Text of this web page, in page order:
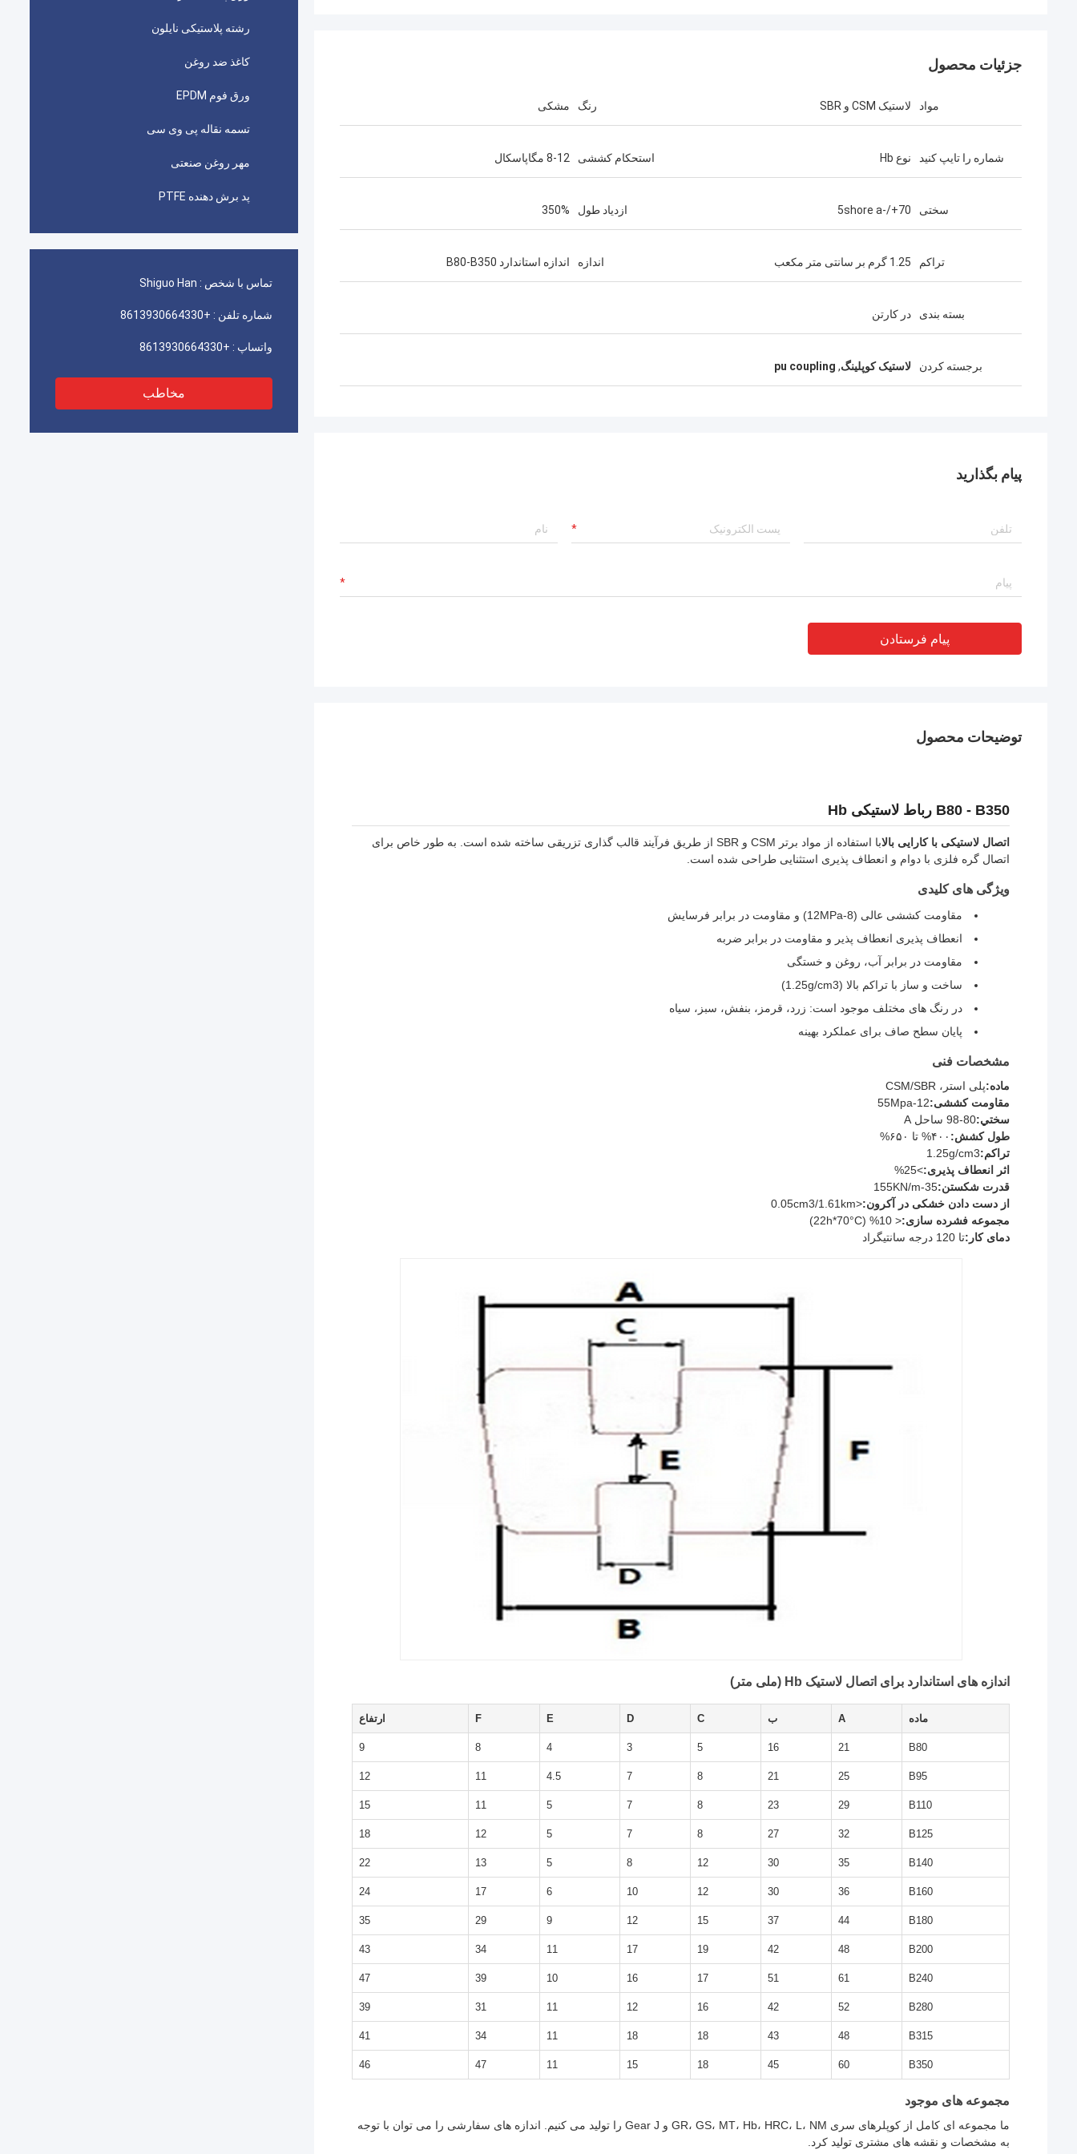
رشته پلاستیکی نایلون
کاغذ ضد روغن
ورق فوم EPDM
تسمه نقاله پی وی سی
مهر روغن صنعتی
پد برش دهنده PTFE
تماس با شخص : Shiguo Han
شماره تلفن : +8613930664330
واتساپ : +8613930664330
مخاطب
جزئیات محصول
مواد لاستیک CSM و SBR رنگ مشکی
شماره را تایپ کنید نوع Hb استحکام کششی 8-12 مگاپاسکال
سختی 70+/-5shore a ازدیاد طول 350%
تراکم 1.25 گرم بر سانتی متر مکعب اندازه اندازه استاندارد B80-B350
بسته بندی در کارتن
برجسته کردن لاستیک کوپلینگ,
pu coupling
پیام بگذارید
پیام فرستادن
توضیحات محصول
B80 - B350 رباط لاستیکی Hb
اتصال لاستیکی با کارایی بالا
با استفاده از مواد برتر CSM و SBR از طریق فرآیند قالب گذاری تزریقی ساخته شده است. به طور خاص برای
اتصال گره فلزی با دوام و انعطاف پذیری استثنایی طراحی شده است.
ویژگی های کلیدی
مقاومت کششی عالی (8-12MPa) و مقاومت در برابر فرسایش
انعطاف پذیری انعطاف پذیر و مقاومت در برابر ضربه
مقاومت در برابر آب، روغن و خستگی
ساخت و ساز با تراکم بالا (1.25g/cm3)
در رنگ های مختلف موجود است: زرد، قرمز، بنفش، سبز، سیاه
پایان سطح صاف برای عملکرد بهینه
مشخصات فنی
ماده:پلی استر، CSM/SBR
مقاومت کششی:12-55Mpa
سختي:80-98 ساحل A
طول کشش: ۴۰۰% تا ۶۵۰%
تراکم:1.25g/cm3
اثر انعطاف پذیری:>25%
قدرت شکستن:35-155KN/m
از دست دادن خشکی در آکرون:<0.05cm3/1.61km
مجموعه فشرده سازی:< 10% (22h*70°C)
دمای کار:تا 120 درجه سانتیگراد
اندازه های استاندارد برای اتصال لاستیک Hb (ملی متر)
ماده A ب C
D
E
F ارتفاع
B80
21
16
5
3
4
8
9
B95
25
21
8
7
4.5
11
12
B110
29
23
8
7
5
11
15
B125
32
27
8
7
5
12
18
B140
35
30
12
8
5
13
22
B160
36
30
12
10
6
17
24
B180
44
37
15
12
9
29
35
B200
48
42
19
17
11
34
43
B240
61
51
17
16
10
39
47
B280
52
42
16
12
11
31
39
B315
48
43
18
18
11
34
41
B350
60
45
18
15
11
47
46
مجموعه های موجود
ما مجموعه ای کامل از کوپلرهای سری GR، GS، MT، Hb، HRC، L، NM و Gear J را تولید می کنیم. اندازه های سفارشی را می توان با توجه
به مشخصات و نقشه های مشتری تولید کرد.